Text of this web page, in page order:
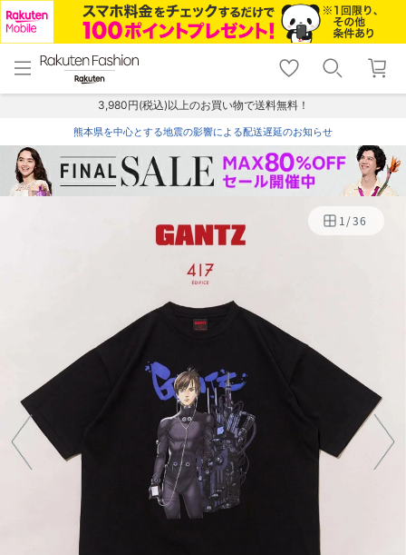
menu home
トップ
shopping_cart lock_outline
ログイン
3,980円(税込)以上のお買い物で送料無料！
熊本県を中心とする地震の影響による配送遅延のお知らせ
1/36